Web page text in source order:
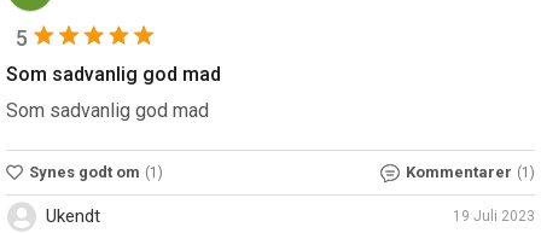
5
Som sadvanlig god mad
Som sadvanlig god mad
Synes godt om (1) Kommentarer (1)
Ukendt 19 Juli 2023